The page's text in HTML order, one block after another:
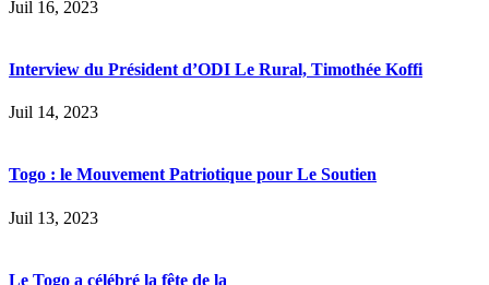
Juil 16, 2023
Interview du Président d’ODI Le Rural, Timothée Koffi
Juil 14, 2023
Togo : le Mouvement Patriotique pour Le Soutien
Juil 13, 2023
Le Togo a célébré la fête de la